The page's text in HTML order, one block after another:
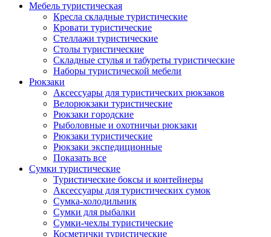
Мебель туристическая
Кресла складные туристические
Кровати туристические
Стеллажи туристические
Столы туристические
Складные стулья и табуреты туристические
Наборы туристической мебели
Рюкзаки
Аксессуары для туристических рюкзаков
Велорюкзаки туристические
Рюкзаки городские
Рыболовные и охотничьи рюкзаки
Рюкзаки туристические
Рюкзаки экспедиционные
Показать все
Сумки туристические
Туристические боксы и контейнеры
Аксессуары для туристических сумок
Сумка-холодильник
Сумки для рыбалки
Сумки-чехлы туристические
Косметички туристические